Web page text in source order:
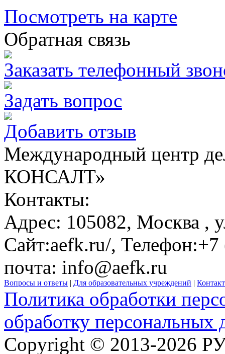
Посмотреть на карте
Обратная связь
Заказать телефонный
Задать вопрос
Добавить отзыв
Международный центр
КОНСАЛТ»
Контакты:
Адрес: 105082, Москва ,
Сайт:aefk.ru/, Телефон:+7
почта: info@aefk.ru
Вопросы и ответы | Для образовательных учреждений |
Политика обработки
обработку персональных
Copyright © 2013-2026